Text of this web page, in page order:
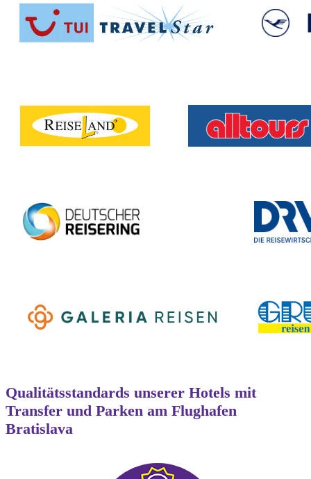
Qualitätsstandards unserer Hotels mit
Transfer und Parken am Flughafen
Bratislava